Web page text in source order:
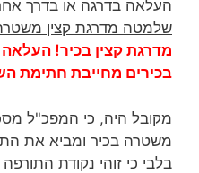
העלאה בדרגה או בדרך
שלמטה מדרגת קצין
מדרגת קצין בכיר!
בכירים מחייבת חתימת
מקובל היה, כי המפכ"ל
משטרה בכיר ומביא את
בלבי כי זוהי נקודת